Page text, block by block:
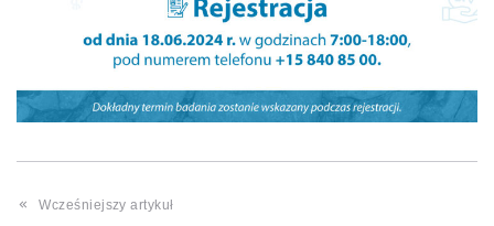
Wcześniejszy artykuł